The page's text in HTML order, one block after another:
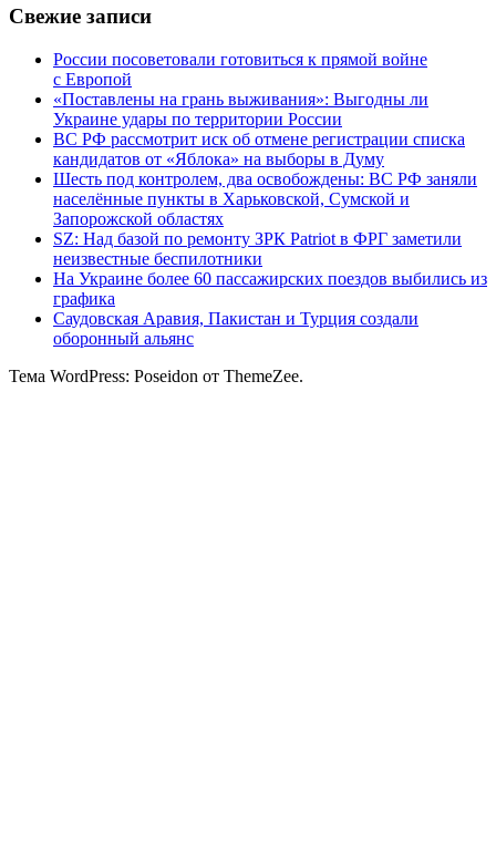
Свежие записи
России посоветовали готовиться к прямой войне
с Европой
«Поставлены на грань выживания»: Выгодны ли
Украине удары по территории России
ВС РФ рассмотрит иск об отмене регистрации списка
кандидатов от «Яблока» на выборы в Думу
Шесть под контролем, два освобождены: ВС РФ заняли
населённые пункты в Харьковской, Сумской и
Запорожской областях
SZ: Над базой по ремонту ЗРК Patriot в ФРГ заметили
неизвестные беспилотники
На Украине более 60 пассажирских поездов выбились из
графика
Саудовская Аравия, Пакистан и Турция создали
оборонный альянс
Тема WordPress: Poseidon от ThemeZee.